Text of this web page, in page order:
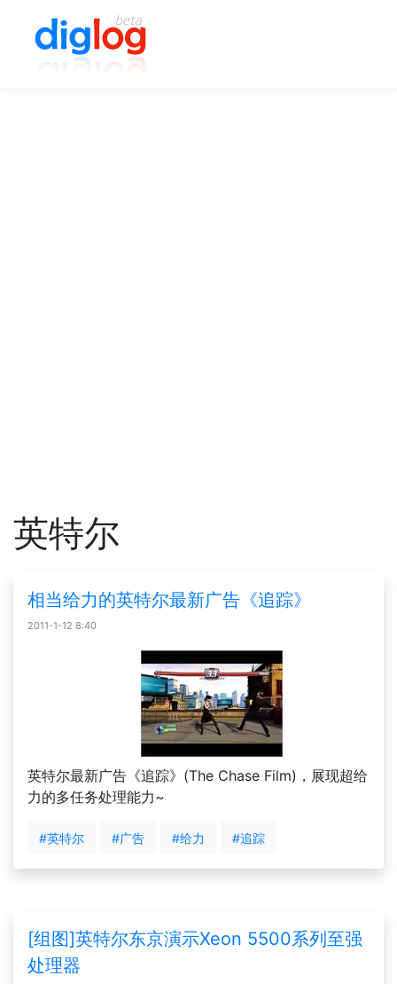
英特尔
相当给力的英特尔最新广告《追踪》
2011-1-12 8:40
英特尔最新广告《追踪》(The Chase Film)，展现超给
力的多任务处理能力~
#英特尔 #广告 #给力 #追踪
[组图]英特尔东京演示Xeon 5500系列至强
处理器